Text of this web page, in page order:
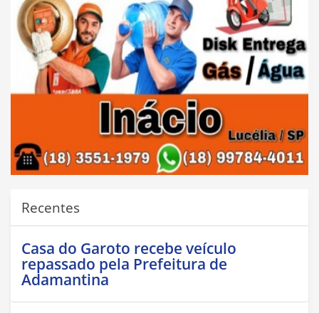
Recentes
Casa do Garoto recebe veículo
repassado pela Prefeitura de
Adamantina